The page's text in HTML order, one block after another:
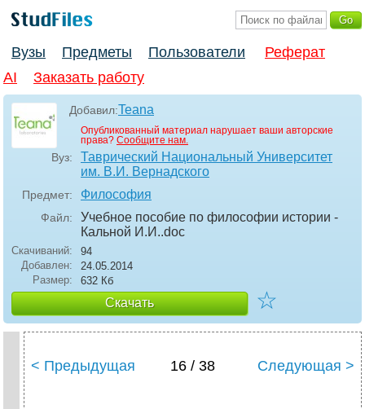
Вузы Предметы Пользователи
Реферат
AI
Заказать работу
Добавил:Teana
Опубликованный материал нарушает ваши авторские
права? Сообщите нам.
Вуз:
Таврический Национальный Университет
им. В.И. Вернадского
Предмет: Философия
Файл:
Учебное пособие по философии истории -
Кальной И.И..doc
Скачиваний:
94
Добавлен:
24.05.2014
Размер:
632 Кб
Скачать ☆
< Предыдущая 16 / 38 Следующая >